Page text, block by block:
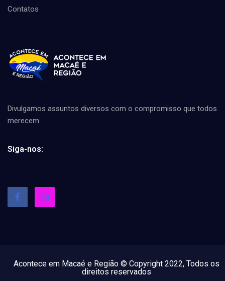
Contatos
Divulgamos assuntos diversos com o compromisso que todos
merecem
Siga-nos:
Acontece em Macaé e Região © Copyright 2022, Todos os
direitos reservados